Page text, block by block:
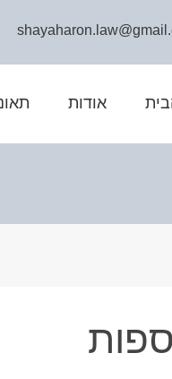
אודות